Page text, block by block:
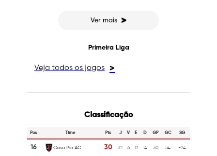
Ver mais >
Primeira Liga
Veja todos os jogos >
Classificação
Pos Time Pts J V E D GP GC SG
16 Casa Pia AC 30 32 6 12 14 30 54 -24